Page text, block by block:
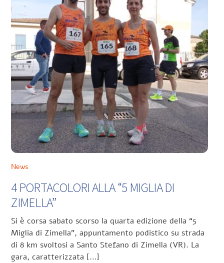
News
4 PORTACOLORI ALLA “5 MIGLIA DI
ZIMELLA”
Si è corsa sabato scorso la quarta edizione della “5
Miglia di Zimella”, appuntamento podistico su strada
di 8 km svoltosi a Santo Stefano di Zimella (VR). La
gara, caratterizzata […]